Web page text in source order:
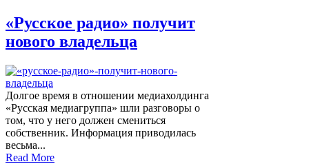
«Русское радио» получит
нового владельца
Долгое время в отношении медиахолдинга
«Русская медиагруппа» шли разговоры о
том, что у него должен смениться
собственник. Информация приводилась
весьма...
Read More